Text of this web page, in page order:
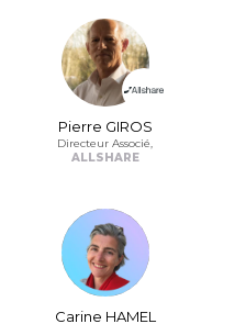
Pierre GIROS
Directeur Associé,
ALLSHARE
Carine HAMEL